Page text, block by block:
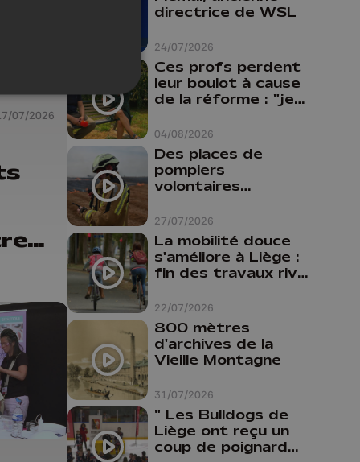
07/2026
24/07/2026
directrice de WSL
04/08/2026
Ces profs perdent
leur boulot à cause
de la réforme : "je
comme prof que
comme
pharmacienne"
27/07/2026
Des places de
pompiers
volontaires
province de Liège :
"Un citoyen qui
n'est formé ne
peut pas nous
aider"
22/07/2026
La mobilité douce
s'améliore à Liège :
fin des travaux rive
cyclo-piétonnes
Avroy et
Guillemins...
31/07/2026
800 mètres
d'archives de la
Vieille Montagne
" Les Bulldogs de
Liège ont reçu un
coup de poignard